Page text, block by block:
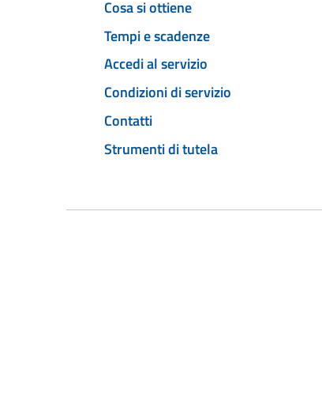
Cosa si ottiene
Tempi e scadenze
Accedi al servizio
Condizioni di servizio
Contatti
Strumenti di tutela